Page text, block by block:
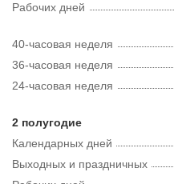
Рабочих дней
40-часовая неделя
36-часовая неделя
24-часовая неделя
2 полугодие
Календарных дней
Выходных и праздничных